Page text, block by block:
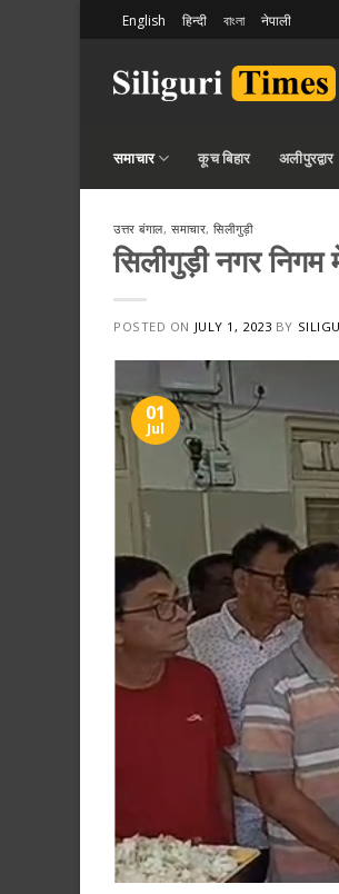
content
English हिन्दी বাংলা नेपाली
समाचार कूच बिहार अलीपुरद्वार
उत्तर बंगाल,समाचार,सिलीगुड़ी
सिलीगुड़ी नगर निगम
POSTED ON JULY 1, 2023 BY
01
Jul